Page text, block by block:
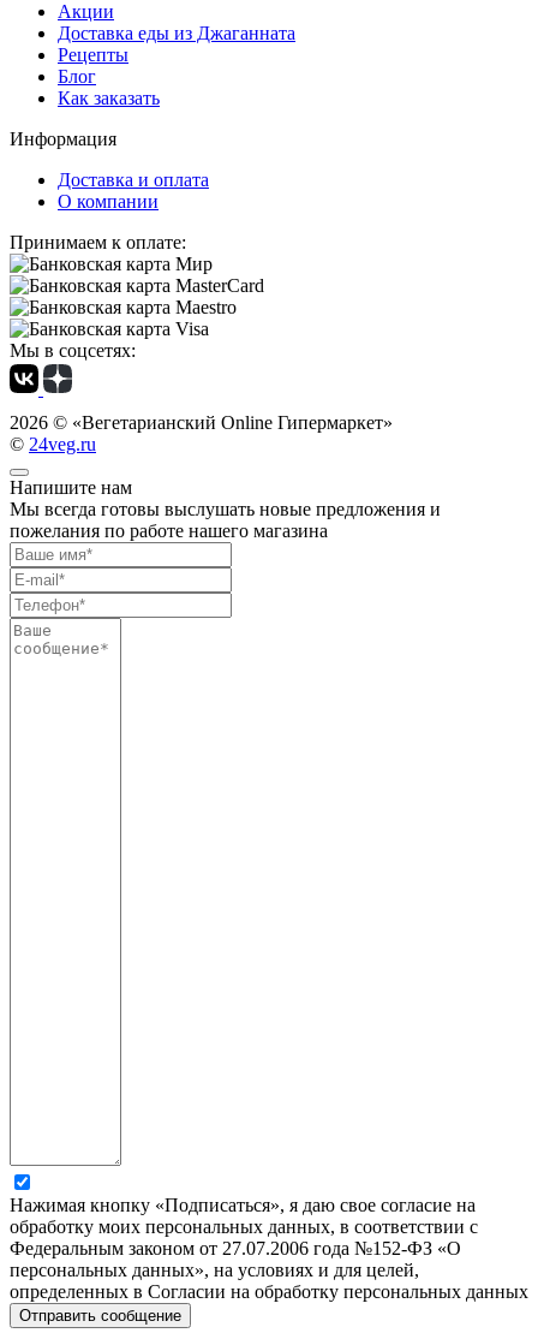
Акции
Доставка еды из Джаганната
Рецепты
Блог
Как заказать
Информация
Доставка и оплата
О компании
Принимаем к оплате:
Мы в соцсетях:
2026 © «Вегетарианский Online Гипермаркет»
© 24veg.ru
Напишите нам
Мы всегда готовы выслушать новые предложения и
пожелания по работе нашего магазина
Нажимая кнопку «Подписаться», я даю свое согласие на
обработку моих персональных данных, в соответствии с
Федеральным законом от 27.07.2006 года №152-ФЗ «О
персональных данных», на условиях и для целей,
определенных в Согласии на обработку персональных данных